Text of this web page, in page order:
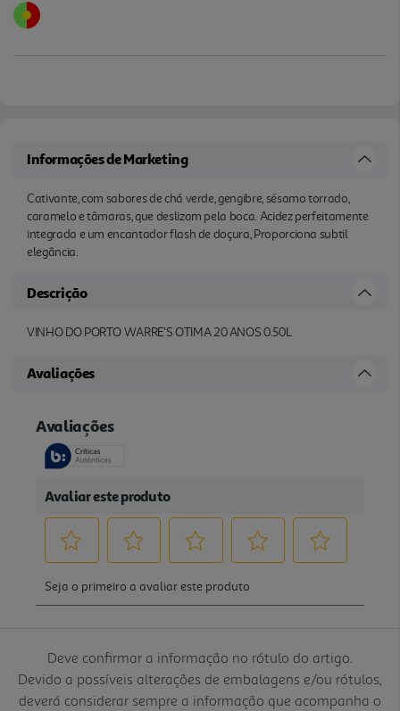
Informações de Marketing
Cativante, com sabores de chá verde, gengibre, sésamo torrado,
caramelo e tâmaras, que deslizam pela boca. Acidez perfeitamente
integrada e um encantador flash de doçura, Proporciona subtil
elegância.
Descrição
VINHO DO PORTO WARRE'S OTIMA 20 ANOS 0.50L
Avaliações
Deve confirmar a informação no rótulo do artigo.
Devido a possíveis alterações de embalagens e/ou rótulos,
deverá considerar sempre a informação que acompanha o